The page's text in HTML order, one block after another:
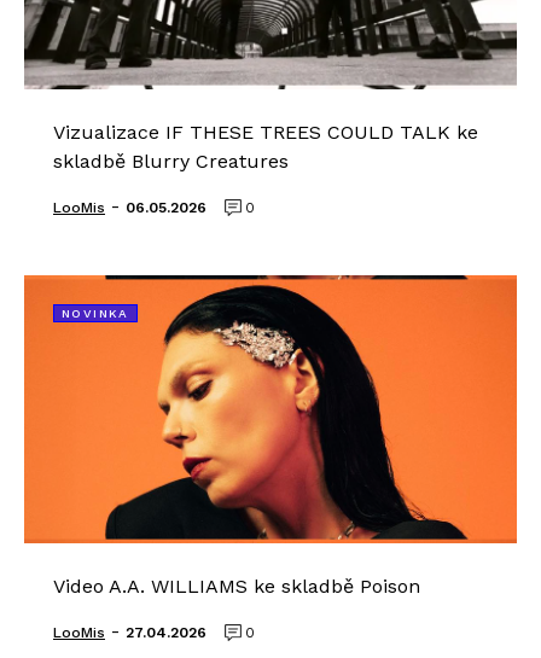
Vizualizace IF THESE TREES COULD TALK ke
skladbě Blurry Creatures
LooMis - 06.05.2026 0
NOVINKA
Video A.A. WILLIAMS ke skladbě Poison
LooMis - 27.04.2026 0